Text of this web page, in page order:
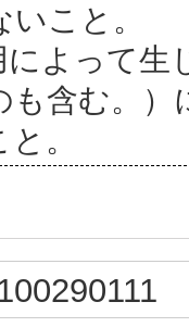
こと。
によって
も含む。
。